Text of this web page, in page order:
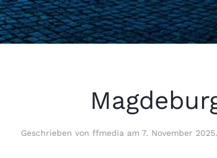
Geschrieben von ffmedia am 7. November 2025